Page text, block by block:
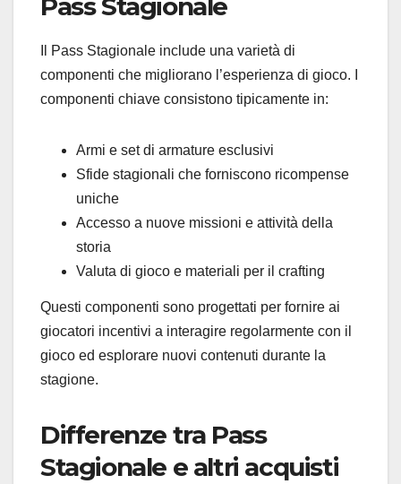
Pass Stagionale
Il Pass Stagionale include una varietà di
componenti che migliorano l’esperienza di gioco. I
componenti chiave consistono tipicamente in:
Armi e set di armature esclusivi
Sfide stagionali che forniscono ricompense
uniche
Accesso a nuove missioni e attività della
storia
Valuta di gioco e materiali per il crafting
Questi componenti sono progettati per fornire ai
giocatori incentivi a interagire regolarmente con il
gioco ed esplorare nuovi contenuti durante la
stagione.
Differenze tra Pass
Stagionale e altri acquisti